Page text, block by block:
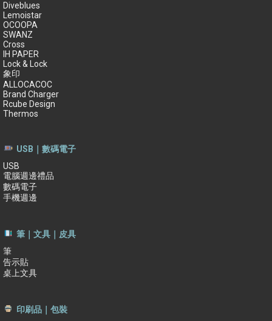
Diveblues
Lemoistar
OCOOPA
SWANZ
Cross
IH PAPER
Lock & Lock
象印
ALLOCACOC
Brand Charger
Rcube Design
Thermos
USB｜數碼電子
USB
電腦週邊禮品
數碼電子
手機週邊
筆｜文具｜皮具
筆
告示貼
桌上文具
印刷品｜包裝